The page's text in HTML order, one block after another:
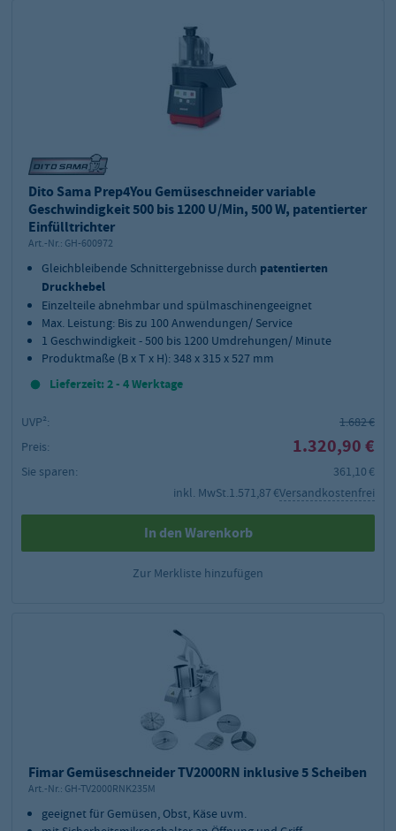
Dito Sama Prep4You Gemüseschneider variable
Geschwindigkeit 500 bis 1200 U/Min, 500 W, patentierter
Einfülltrichter
Art.-Nr.: GH-600972
Gleichbleibende Schnittergebnisse durch patentierten
Druckhebel
Einzelteile abnehmbar und spülmaschinengeeignet
Max. Leistung: Bis zu 100 Anwendungen/ Service
1 Geschwindigkeit - 500 bis 1200 Umdrehungen/ Minute
Produktmaße (B x T x H): 348 x 315 x 527 mm
Lieferzeit: 2 - 4 Werktage
UVP²:
1.682 €
Preis:
1.320,90 €
Sie sparen:
361,10 €
inkl. MwSt.1.571,87 €Versandkostenfrei
In den Warenkorb
Zur Merkliste hinzufügen
Fimar Gemüseschneider TV2000RN inklusive 5 Scheiben
Art.-Nr.: GH-TV2000RNK235M
geeignet für Gemüsen, Obst, Käse uvm.